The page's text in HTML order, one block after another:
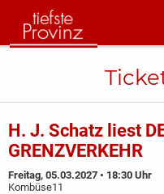
H. J. Schatz liest
GRENZVERKEHR
Freitag, 05.03.2027 • 18:30 Uhr
Kombüse11